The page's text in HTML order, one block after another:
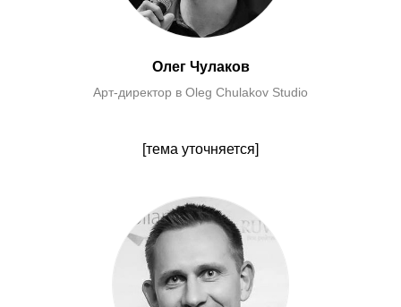
Олег Чулаков
Арт-директор в Oleg Chulakov Studio
[тема уточняется]